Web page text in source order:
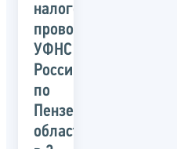
налогоплательщиков,
проводимых
УФНС
России
по
Пензенской
области